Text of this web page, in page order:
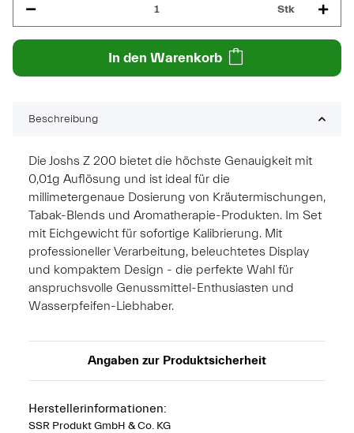
Stk
In den Warenkorb
Beschreibung
Die Joshs Z 200 bietet die höchste Genauigkeit mit
0,01g Auflösung und ist ideal für die
millimetergenaue Dosierung von Kräutermischungen,
Tabak-Blends und Aromatherapie-Produkten. Im Set
mit Eichgewicht für sofortige Kalibrierung. Mit
professioneller Verarbeitung, beleuchtetes Display
und kompaktem Design - die perfekte Wahl für
anspruchsvolle Genussmittel-Enthusiasten und
Wasserpfeifen-Liebhaber.
Angaben zur Produktsicherheit
Herstellerinformationen:
SSR Produkt GmbH & Co. KG